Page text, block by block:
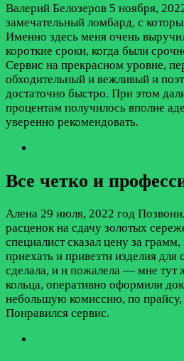
Валерий Белозеров 5 ноября,
замечательный ломбард, с
Именно здесь меня очень
короткие сроки, когда были
Сервис на прекрасном уровне,
обходительный и вежливый и
достаточно быстро. При этом
процентам получилось вполне
уверенно рекомендовать.
Все четко и
Алена 29 июля, 2022 год
расценок на сдачу золотых
специалист сказал цену за
приехать и привезти изделия для
сделала, и н пожалела — мне тут
кольца, оперативно оформили
небольшую комиссию, по прайсу,
Понравился сервис.